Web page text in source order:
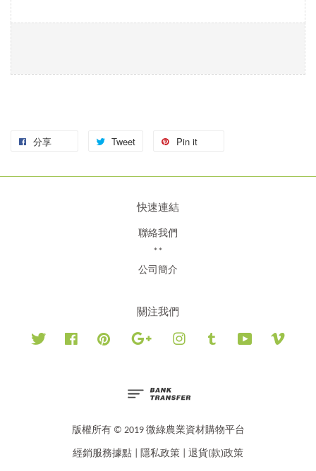
分享 Tweet Pin it
快速連結
聯絡我們
**
公司簡介
關注我們
Twitter Facebook Pinterest Google InstagramTumblr YouTube
版權所有 © 2019 微綠農業資材購物平台
經銷服務據點 隱私政策 退貨(款)政策